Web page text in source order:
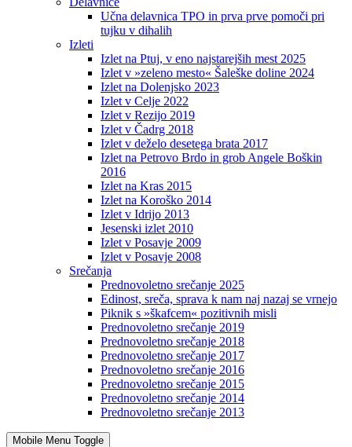
Učna delavnica TPO in prva prve pomoči pri
tujku v dihalih
Izleti
Izlet na Ptuj, v eno najstarejših mest 2025
Izlet v »zeleno mesto« Šaleške doline 2024
Izlet na Dolenjsko 2023
Izlet v Celje 2022
Izlet v Rezijo 2019
Izlet v Čadrg 2018
Izlet v deželo desetega brata 2017
Izlet na Petrovo Brdo in grob Angele Boškin
2016
Izlet na Kras 2015
Izlet na Koroško 2014
Izlet v Idrijo 2013
Jesenski izlet 2010
Izlet v Posavje 2009
Izlet v Posavje 2008
Srečanja
Prednovoletno srečanje 2025
Edinost, sreča, sprava k nam naj nazaj se vrnejo
Piknik s »škafcem« pozitivnih misli
Prednovoletno srečanje 2019
Prednovoletno srečanje 2018
Prednovoletno srečanje 2017
Prednovoletno srečanje 2016
Prednovoletno srečanje 2015
Prednovoletno srečanje 2014
Prednovoletno srečanje 2013
Mobile Menu Toggle